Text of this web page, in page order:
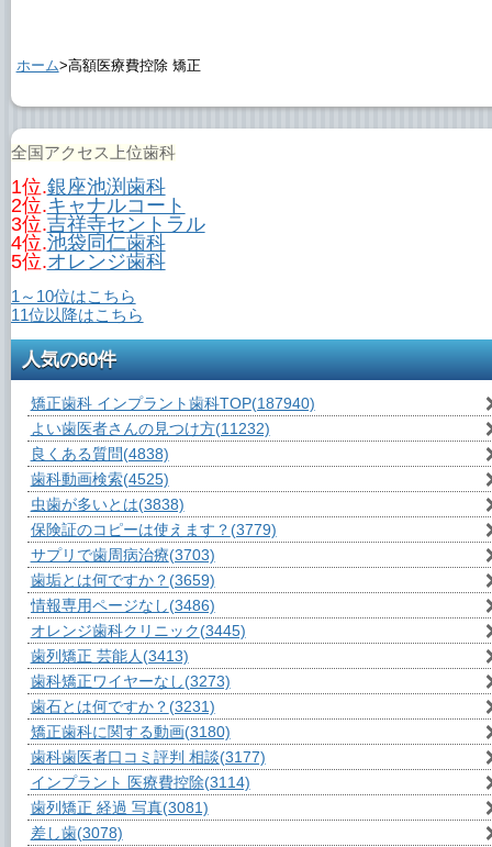
ホーム>高額医療費控除 矯正
全国アクセス上位歯科
1位.銀座池渕歯科
2位.キャナルコート
3位.吉祥寺セントラル
4位.池袋同仁歯科
5位.オレンジ歯科
1～10位はこちら
11位以降はこちら
人気の60件
矯正歯科 インプラント歯科TOP(187940)
よい歯医者さんの見つけ方(11232)
良くある質問(4838)
歯科動画検索(4525)
虫歯が多いとは(3838)
保険証のコピーは使えます？ (3779)
サプリで歯周病治療(3703)
歯垢とは何ですか？ (3659)
情報専用ページなし(3486)
オレンジ歯科クリニック(3445)
歯列矯正 芸能人 (3413)
歯科矯正ワイヤーなし(3273)
歯石とは何ですか？ (3231)
矯正歯科に関する動画(3180)
歯科歯医者口コミ評判 相談(3177)
インプラント 医療費控除(3114)
歯列矯正 経過 写真(3081)
差し歯(3078)